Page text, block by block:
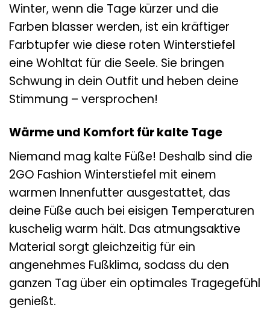
Winter, wenn die Tage kürzer und die
Farben blasser werden, ist ein kräftiger
Farbtupfer wie diese roten Winterstiefel
eine Wohltat für die Seele. Sie bringen
Schwung in dein Outfit und heben deine
Stimmung – versprochen!
Wärme und Komfort für kalte Tage
Niemand mag kalte Füße! Deshalb sind die
2GO Fashion Winterstiefel mit einem
warmen Innenfutter ausgestattet, das
deine Füße auch bei eisigen Temperaturen
kuschelig warm hält. Das atmungsaktive
Material sorgt gleichzeitig für ein
angenehmes Fußklima, sodass du den
ganzen Tag über ein optimales Tragegefühl
genießt.